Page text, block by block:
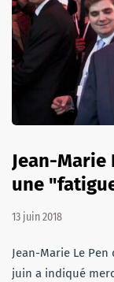
Jean-
une
13 juin 2018
Jean-Marie Le
juin a indiqué